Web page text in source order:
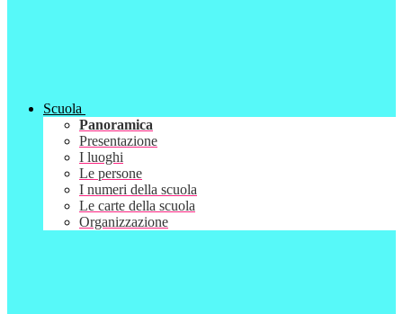
Scuola
Panoramica
Presentazione
I luoghi
Le persone
I numeri della scuola
Le carte della scuola
Organizzazione